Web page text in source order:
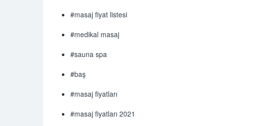
#masaj fiyat listesi
#medikal masaj
#sauna spa
#baş
#masaj fiyatları
#masaj fiyatları 2021